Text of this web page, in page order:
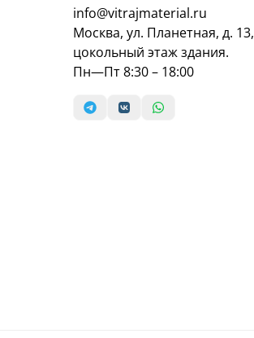
info@vitrajmaterial.ru
Москва, ул. Планетная, д. 13,
цокольный этаж здания.
Пн—Пт 8:30 – 18:00